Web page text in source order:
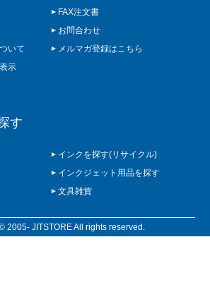
FAX注文書
お問合わせ
いて
メルマガ登録はこちら
示
す
インクを探す(リサイクル)
インクジェット用品を探す
文具雑貨
2005- JITSTORE All rights reserved.